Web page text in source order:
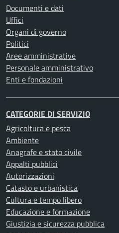
Documenti e dati
Uffici
Organi di governo
Politici
Aree amministrative
Personale amministrativo
Enti e fondazioni
CATEGORIE DI SERVIZIO
Agricoltura e pesca
Ambiente
Anagrafe e stato civile
Appalti pubblici
Autorizzazioni
Catasto e urbanistica
Cultura e tempo libero
Educazione e formazione
Giustizia e sicurezza pubblica